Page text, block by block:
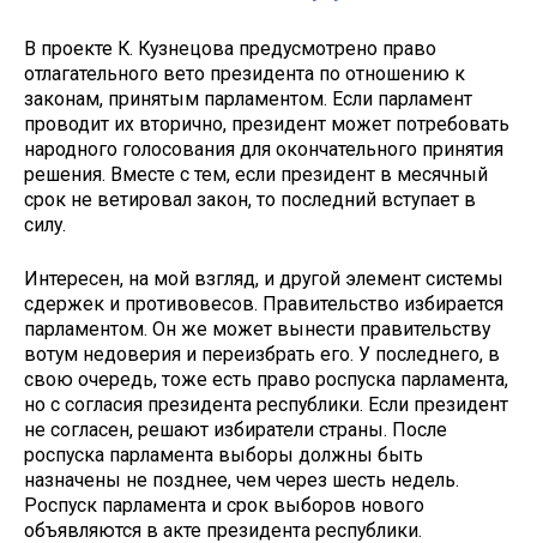
В проекте К. Кузнецова предус­мотрено право
отлагательного вето президента по отношению к
законам, принятым парламентом. Если парла­мент
проводит их вторично, президент может потребовать
народного голосо­вания для окончательного принятия
решения. Вместе с тем, если президент в месячный
срок не ветировал закон, то последний вступает в
силу.
Интересен, на мой взгляд, и другой элемент системы
сдержек и противо­весов. Правительство избирается
парламентом. Он же может вынести правительству
вотум недоверия и переизбрать его. У последнего, в
свою очередь, тоже есть право роспуска парламента,
но с согласия президента республики. Если президент
не согла­сен, решают избиратели страны. После
роспуска парламента выборы должны быть
назначены не позднее, чем через шесть недель.
Роспуск парламента и срок выборов нового
объявляются в акте президента республики.